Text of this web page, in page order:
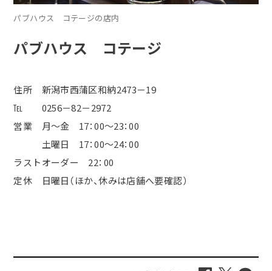
パブハウス コテージの店内
パブハウス コテージ
住所 新潟市西蒲区和納2473－19
℡ 0256－82－2972
営業 月～金 17：00～23：00
土曜日 17：00～24：00
ラストオーダー 22： 00
定休 日曜日（ほか、休みは店舗へ要確認）